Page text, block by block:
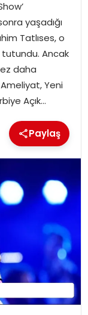
yaşadığı
Tatlıses, o
Ancak
daha
Yeni
Açık…
Paylaş